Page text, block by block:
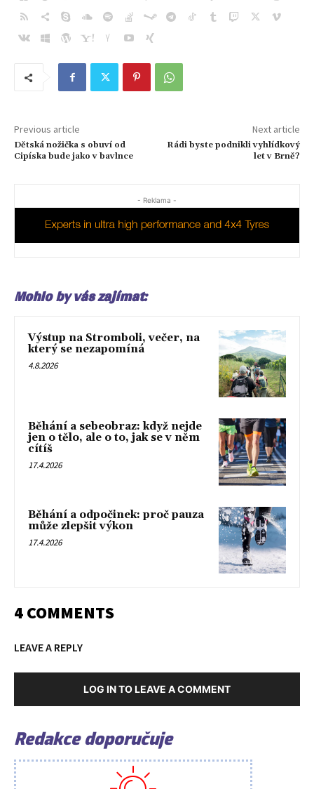
Previous article
Dětská nožička s obuví od
Cipíska bude jako v bavlnce
Next article
Rádi byste podnikli vyhlídkový
let v Brně?
- Reklama -
Mohlo by vás zajímat:
Výstup na Stromboli, večer, na
který se nezapomíná
4.8.2026
Běhání a sebeobraz: když nejde
jen o tělo, ale o to, jak se v něm
cítíš
17.4.2026
Běhání a odpočinek: proč pauza
může zlepšit výkon
17.4.2026
4 COMMENTS
LEAVE A REPLY
LOG IN TO LEAVE A COMMENT
Redakce doporučuje